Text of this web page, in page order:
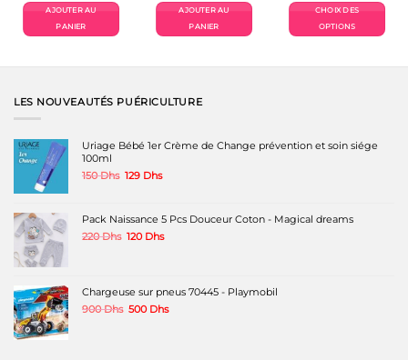
AJOUTER AU
PANIER
initial
était :
220 Dhs.
actuel
AJOUTER AU
PANIER
CHOIX DES
OPTIONS
a
être
du
LES NOUVEAUTÉS PUÉRICULTURE
Uriage Bébé 1er Crème de Change prévention et soin siége
100ml
150Dhs Le
150 Dhs.
129 DhsLe
129 Dhs.
Pack Naissance 5 Pcs Douceur Coton - Magical dreams
220Dhs Le
120 DhsLe
120 Dhs.
Chargeuse sur pneus 70445 - Playmobil
900Dhs Le
500 DhsLe